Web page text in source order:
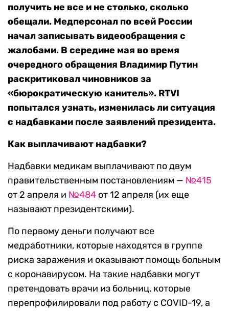
получить не все и не столько, сколько
обещали. Медперсонал по всей России
начал записывать видеообращения с
жалобами. В середине мая во время
очередного обращения Владимир Путин
раскритиковал чиновников за
«бюрократическую канитель». RTVI
попытался узнать, изменилась ли ситуация
с надбавками после заявлений президента.
Как выплачивают надбавки?
Надбавки медикам выплачивают по двум
правительственным постановлениям — №415
от 2 апреля и №484 от 12 апреля (их еще
называют президентскими).
По первому деньги получают все
медработники, которые находятся в группе
риска заражения и оказывают помощь больным
с коронавирусом. На такие надбавки могут
претендовать врачи из больниц, которые
перепрофилировали под работу с COVID-19, а